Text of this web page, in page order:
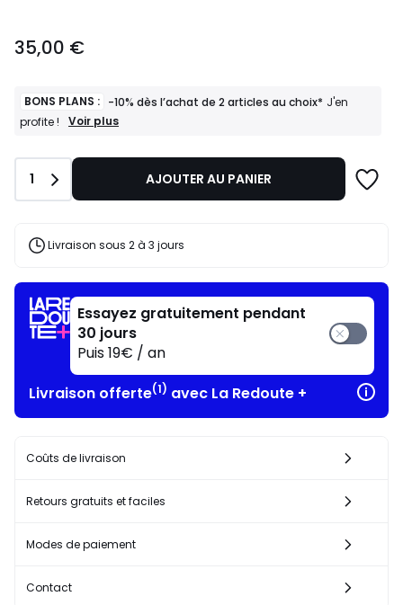
€.
35,00 €
BONS PLANS : -10% dès l’achat de 2 articles au choix* J'en
profite !
BONS
-10%
l’achat
articles
profite
!
Voir plus
Quantité
1 AJOUTER AU PANIER
Livraison sous 2 à 3 jours
Essayez gratuitement pendant
30 jours
Puis 19€ / an
Livraison offerte(1) avec La Redoute +
Coûts de livraison
Retours gratuits et faciles
Modes de paiement
Contact